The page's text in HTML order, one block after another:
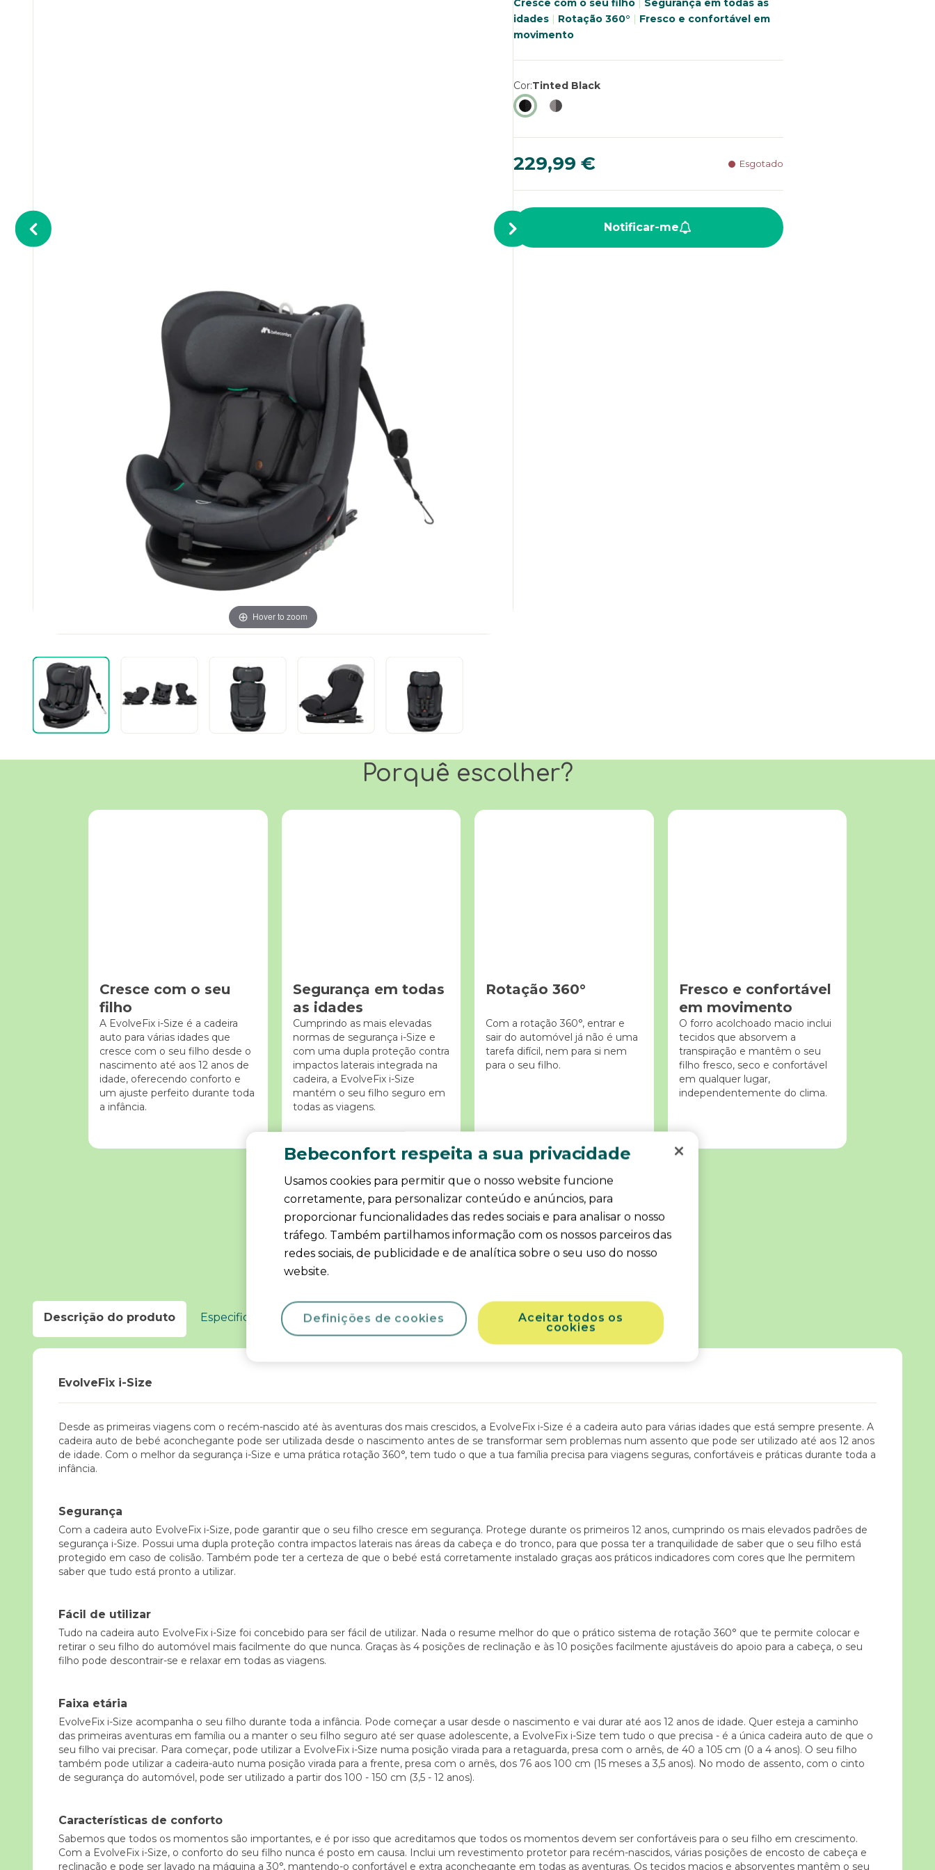
Bebeconfort respeita a sua privacidade
Usamos cookies para permitir que o nosso website funcione
corretamente, para personalizar conteúdo e anúncios, para
proporcionar funcionalidades das redes sociais e para analisar o nosso
tráfego. Também partilhamos informação com os nossos parceiros das
redes sociais, de publicidade e de analítica sobre o seu uso do nosso
website.
Aceitar todos os
cookies
Definições de cookies
Informações sobre o produto
Descrição do produto
EvolveFix i-Size
Desde as primeiras viagens com o recém-nascido até às aventuras dos mais crescidos, a EvolveFix i-Size é a cadeira auto para várias idades que está sempre presente. A
cadeira auto de bebé aconchegante pode ser utilizada desde o nascimento antes de se transformar sem problemas num assento que pode ser utilizado até aos 12 anos
de idade. Com o melhor da segurança i-Size e uma prática rotação 360°, tem tudo o que a tua família precisa para viagens seguras, confortáveis e práticas durante toda a
infância.
Segurança
Com a cadeira auto EvolveFix i-Size, pode garantir que o seu filho cresce em segurança. Protege durante os primeiros 12 anos, cumprindo os mais elevados padrões de
segurança i-Size. Possui uma dupla proteção contra impactos laterais nas áreas da cabeça e do tronco, para que possa ter a tranquilidade de saber que o seu filho está
protegido em caso de colisão. Também pode ter a certeza de que o bebé está corretamente instalado graças aos práticos indicadores com cores que lhe permitem
saber que tudo está pronto a utilizar.
Fácil de utilizar
Tudo na cadeira auto EvolveFix i-Size foi concebido para ser fácil de utilizar. Nada o resume melhor do que o prático sistema de rotação 360° que te permite colocar e
retirar o seu filho do automóvel mais facilmente do que nunca. Graças às 4 posições de reclinação e às 10 posições facilmente ajustáveis do apoio para a cabeça, o seu
filho pode descontrair-se e relaxar em todas as viagens.
Faixa etária
EvolveFix i-Size acompanha o seu filho durante toda a infância. Pode começar a usar desde o nascimento e vai durar até aos 12 anos de idade. Quer esteja a caminho
das primeiras aventuras em família ou a manter o seu filho seguro até ser quase adolescente, a EvolveFix i-Size tem tudo o que precisa - é a única cadeira auto de que o
seu filho vai precisar. Para começar, pode utilizar a EvolveFix i-Size numa posição virada para a retaguarda, presa com o arnês, de 40 a 105 cm (0 a 4 anos). O seu filho
também pode utilizar a cadeira-auto numa posição virada para a frente, presa com o arnês, dos 76 aos 100 cm (15 meses a 3,5 anos). No modo de assento, com o cinto
de segurança do automóvel, pode ser utilizado a partir dos 100 - 150 cm (3,5 - 12 anos).
Características de conforto
Sabemos que todos os momentos são importantes, e é por isso que acreditamos que todos os momentos devem ser confortáveis para o seu filho em crescimento.
Com a EvolveFix i-Size, o conforto do seu filho nunca é posto em causa. Inclui um revestimento protetor para recém-nascidos, várias posições de encosto de cabeça e
reclinação e pode ser lavado na máquina a 30°, mantendo-o confortável e extra aconchegante em todas as aventuras. Os tecidos macios e absorventes mantêm o seu
Especificações Características Segurança do produto & Manuais
Hover to zoom
Cresce com o seu filho | Segurança em todas as
idades | Rotação 360° | Fresco e confortável em
movimento
Cor Tinted Black
229,99 € Esgotado
Notificar-me
Porquê escolher?
Cresce com o seu
filho
A EvolveFix i-Size é a cadeira
auto para várias idades que
cresce com o seu filho desde o
nascimento até aos 12 anos de
idade, oferecendo conforto e
um ajuste perfeito durante toda
a infância.
Segurança em todas
as idades
Cumprindo as mais elevadas
normas de segurança i-Size e
com uma dupla proteção contra
impactos laterais integrada na
cadeira, a EvolveFix i-Size
mantém o seu filho seguro em
todas as viagens.
Rotação 360°
Com a rotação 360°, entrar e
sair do automóvel já não é uma
tarefa difícil, nem para si nem
para o seu filho.
Fresco e confortável
em movimento
O forro acolchoado macio inclui
tecidos que absorvem a
transpiração e mantêm o seu
filho fresco, seco e confortável
em qualquer lugar,
independentemente do clima.